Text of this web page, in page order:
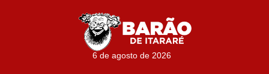
6 de agosto de 2026